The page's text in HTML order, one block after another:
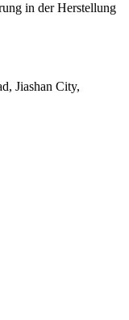
in der Herstellung
Jiashan City,